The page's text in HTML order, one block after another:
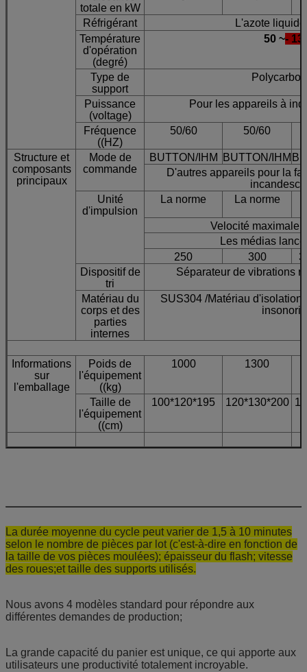
totale en kW
Réfrigérant
L'azote
Température
d'opération
(degré)
50 ~-
Type de
support
Puissance
(voltage)
Pour les appareils à
Fréquence
((HZ)
50/60 50/60
Structure et
composants
principaux
Mode de
commande
BUTTON/IHM BUTTON/IHM
D'autres appareils pour la
Unité
d'impulsion
La norme La norme
Velocité maximale
Les médias
250
300
Dispositif de
tri
Séparateur de vibrations
Matériau du
corps et des
parties
internes
SUS304 /Matériau d'isolation
Informations
sur
l'emballage
Poids de
l'équipement
((kg)
1000 1300
Taille de
l'équipement
((cm)
100*120*195 120*130*200
La durée moyenne du cycle peut varier de 1,5 à 10 minutes
selon le nombre de pièces par lot (c'est-à-dire en fonction de
la taille de vos pièces moulées); épaisseur du flash; vitesse
des roues;et taille des supports utilisés.
Nous avons 4 modèles standard pour répondre aux
différentes demandes de production;
La grande capacité du panier est unique, ce qui apporte aux
utilisateurs une productivité totalement incroyable.